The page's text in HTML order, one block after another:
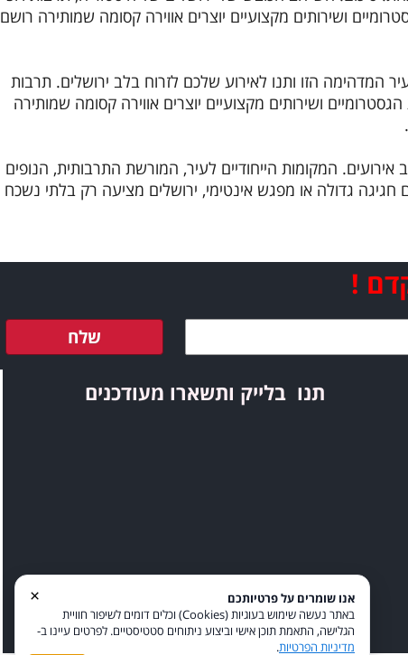
ושירותים מקצועיים יוצרים אווירה קסומה שמותירה רושם
המדהימה הזו ותנו לאירוע שלכם לזרוח בלב ירושלים. תרבות
ושירותים מקצועיים יוצרים אווירה קסומה שמותירה
אירועים. המקומות הייחודיים לעיר, המורשת התרבותית, הנופים
חגיגה גדולה או מפגש אינטימי, ירושלים מציעה רק בלתי נשכח
!
שלח
תנו בלייק ותשארו מעודכנים
×
אנו שומרים על פרטיותכם
באתר נעשה שימוש בעוגיות (Cookies) וכלים דומים לשיפור חוויית
הגלישה, התאמת תוכן אישי וביצוע ניתוחים סטטיסטיים. לפרטים עיינו ב-
מדיניות הפרטיות.